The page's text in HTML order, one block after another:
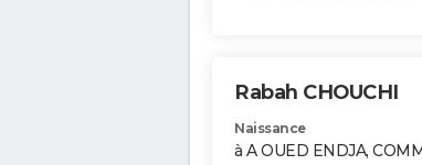
Rabah CHOUCHI
Naissance
à A OUED ENDJA,